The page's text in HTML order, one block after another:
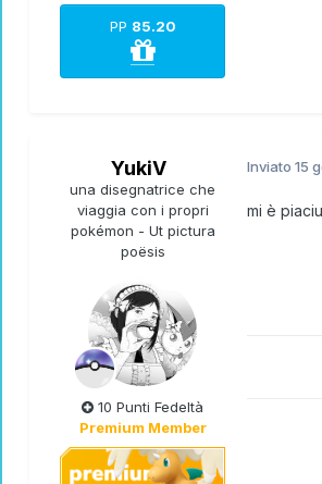
PP 85.20
YukiV
una disegnatrice che
viaggia con i propri
pokémon - Ut pictura
poësis
10 Punti Fedeltà
Premium Member
Inviato 15
mi è